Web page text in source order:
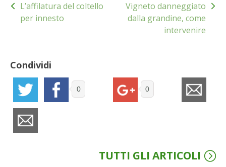
THERMACELL
IL MIO ORTO
ANIMALI UMANI E NON UMANI
IL MIO 2025
COLTIVARE L’OLIVO
articoli
L’affilatura del coltello
per innesto
Vigneto danneggiato
dalla grandine, come
intervenire
Condividi
0 0
TUTTI GLI ARTICOLI